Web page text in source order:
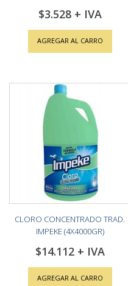
$3.528
AGREGAR AL CARRO
CLORO CONCENTRADO TRAD.
IMPEKE (4X4000GR)
$14.112
AGREGAR AL CARRO